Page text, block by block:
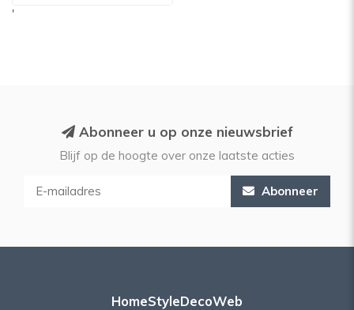
'
Abonneer u op onze nieuwsbrief
Blijf op de hoogte over onze laatste acties
Abonneer
HomeStyleDecoWeb